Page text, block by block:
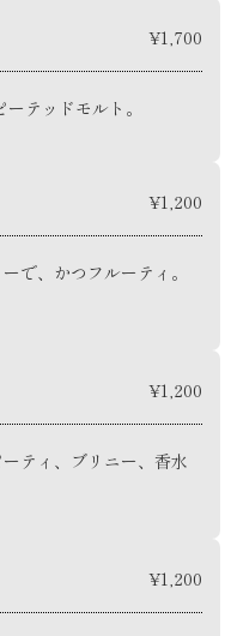
¥1,700
テッドモルト。
¥1,200
で、かつフルーティ。
¥1,200
ティ、ブリニー、香水
¥1,200